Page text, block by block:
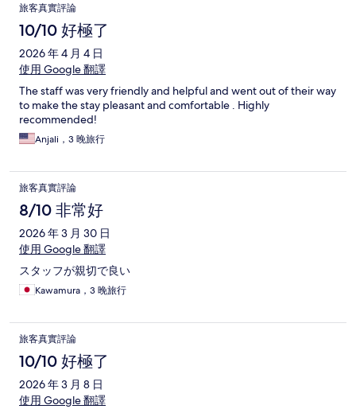
旅客真實評論
10/10 好極了
2026 年 4 月 4 日
使用 Google 翻譯
The staff was very friendly and helpful and went out of their way
to make the stay pleasant and comfortable . Highly
recommended!
Anjali，3 晚旅行
旅客真實評論
8/10 非常好
2026 年 3 月 30 日
使用 Google 翻譯
スタッフが親切で良い
Kawamura，3 晚旅行
旅客真實評論
10/10 好極了
2026 年 3 月 8 日
使用 Google 翻譯